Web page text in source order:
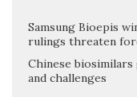
Samsung Bioepis
rulings threaten
Chinese
and challenges